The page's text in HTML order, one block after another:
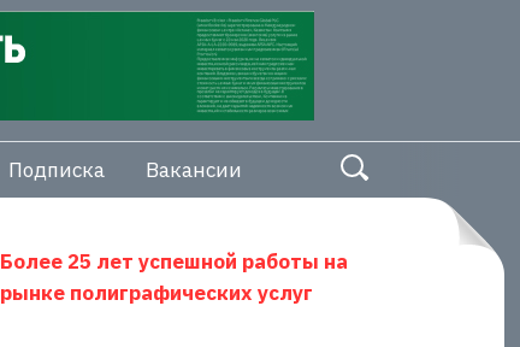
Подписка Вакансии
Более 25 лет успешной работы на
рынке полиграфических услуг